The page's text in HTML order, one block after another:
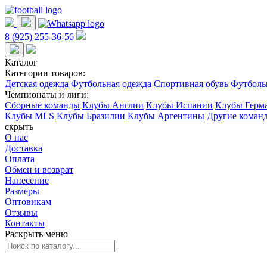
8 (925) 255-36-56
Каталог
Категории товаров:
Детская одежда Футбольная одежда Спортивная обувь
Чемпионаты и лиги:
Сборные команды Клубы Англии Клубы Испании Клубы
Клубы MLS Клубы Бразилии Клубы Аргентины Другие
скрыть
О нас
Доставка
Оплата
Обмен и возврат
Нанесение
Размеры
Оптовикам
Отзывы
Контакты
Раскрыть меню